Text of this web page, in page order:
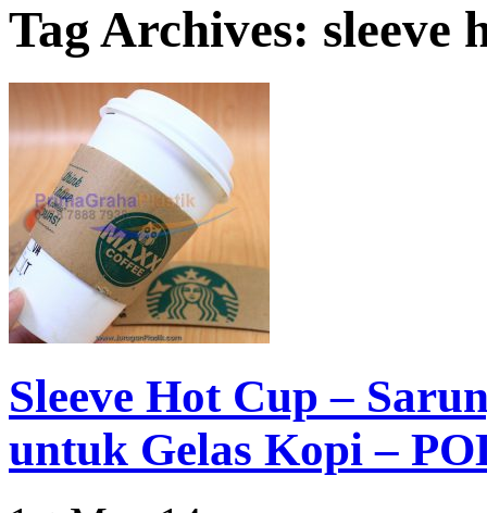
Tag Archives: sleeve
Sleeve Hot Cup –
untuk Gelas Kopi –